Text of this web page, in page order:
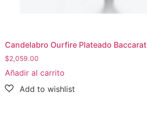
Candelabro Ourfire Plateado Baccarat
$2,059.00
Añadir al carrito